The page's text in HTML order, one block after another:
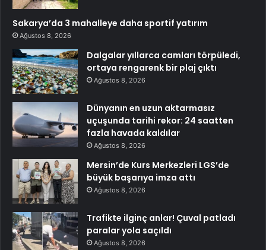
Sakarya’da 3 mahalleye daha sportif yatırım
Ağustos 8, 2026
Dalgalar yıllarca camları törpüledi,
ortaya rengarenk bir plaj çıktı
Ağustos 8, 2026
Dünyanın en uzun aktarmasız
uçuşunda tarihi rekor: 24 saatten
fazla havada kaldılar
Ağustos 8, 2026
Mersin’de Kurs Merkezleri LGS’de
büyük başarıya imza attı
Ağustos 8, 2026
Trafikte ilginç anlar! Çuval patladı
paralar yola saçıldı
Ağustos 8, 2026